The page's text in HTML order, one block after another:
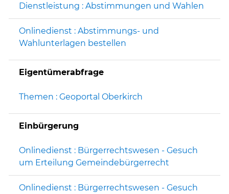
Dienstleistung : Abstimmungen und Wahlen
Onlinedienst : Abstimmungs- und
Wahlunterlagen bestellen
Eigentümerabfrage
Themen : Geoportal Oberkirch
Einbürgerung
Onlinedienst : Bürgerrechtswesen - Gesuch
um Erteilung Gemeindebürgerrecht
Onlinedienst : Bürgerrechtswesen - Gesuch